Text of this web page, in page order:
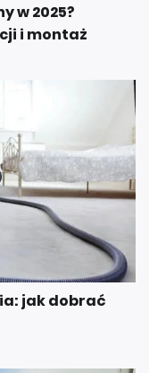
w 2025?
i montaż
jak dobrać